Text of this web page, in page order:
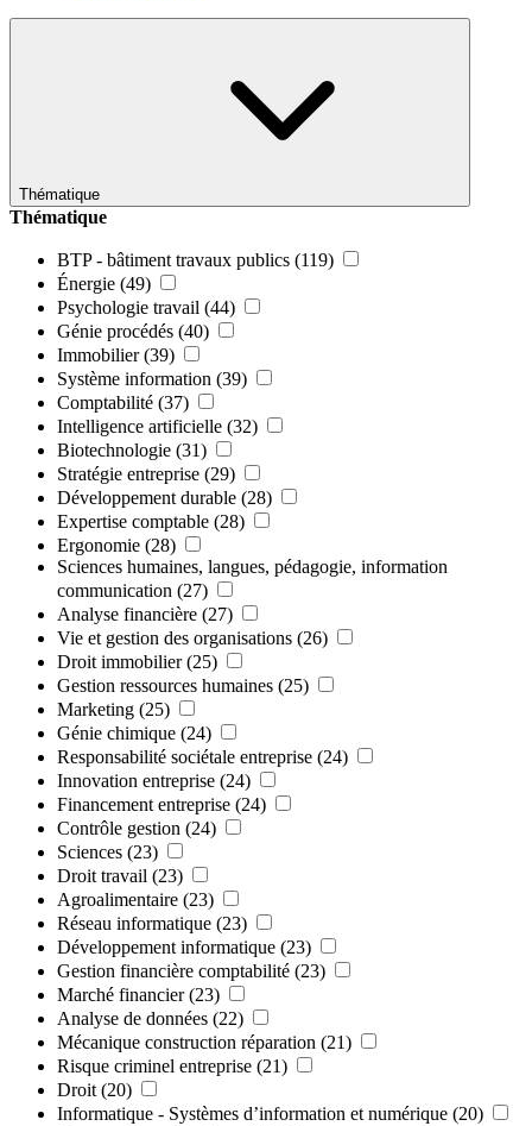
Thématique
Thématique
BTP - bâtiment travaux publics (119)
Énergie (49)
Psychologie travail (44)
Génie procédés (40)
Immobilier (39)
Système information (39)
Comptabilité (37)
Intelligence artificielle (32)
Biotechnologie (31)
Stratégie entreprise (29)
Développement durable (28)
Expertise comptable (28)
Ergonomie (28)
Sciences humaines, langues, pédagogie, information
communication (27)
Analyse financière (27)
Vie et gestion des organisations (26)
Droit immobilier (25)
Gestion ressources humaines (25)
Marketing (25)
Génie chimique (24)
Responsabilité sociétale entreprise (24)
Innovation entreprise (24)
Financement entreprise (24)
Contrôle gestion (24)
Sciences (23)
Droit travail (23)
Agroalimentaire (23)
Réseau informatique (23)
Développement informatique (23)
Gestion financière comptabilité (23)
Marché financier (23)
Analyse de données (22)
Mécanique construction réparation (21)
Risque criminel entreprise (21)
Droit (20)
Informatique - Systèmes d’information et numérique (20)